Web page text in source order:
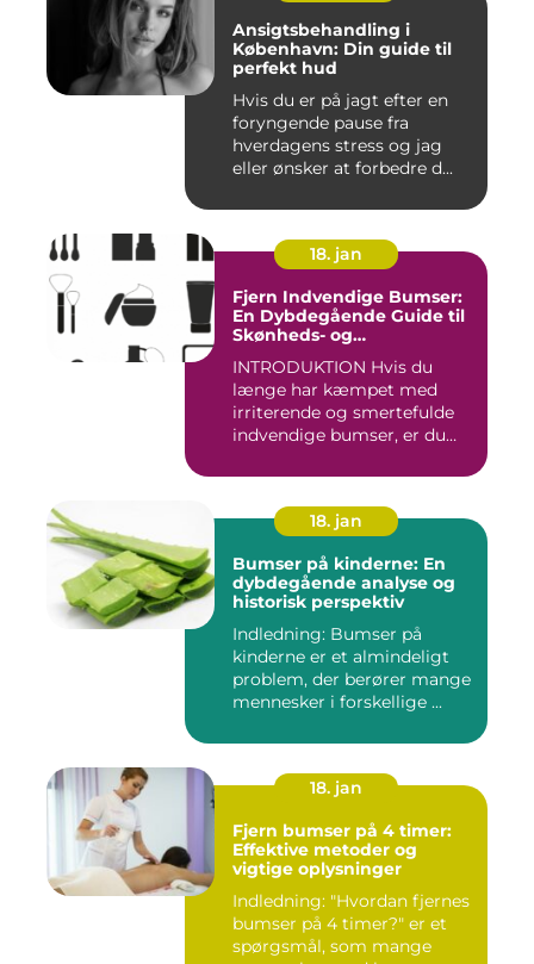
Ansigtsbehandling i
København: Din guide til
perfekt hud
Hvis du er på jagt efter en
foryngende pause fra
hverdagens stress og jag
eller ønsker at forbedre d...
18. jan
Fjern Indvendige Bumser:
En Dybdegående Guide til
Skønheds- og
INTRODUKTION Hvis du
længe har kæmpet med
irriterende og smertefulde
indvendige bumser, er du
18. jan
Bumser på kinderne: En
dybdegående analyse og
historisk perspektiv
Indledning: Bumser på
kinderne er et almindeligt
problem, der berører mange
mennesker i forskellige ...
18. jan
Fjern bumser på 4 timer:
Effektive metoder og
vigtige oplysninger
Indledning: "Hvordan fjernes
bumser på 4 timer?" er et
spørgsmål, som mange